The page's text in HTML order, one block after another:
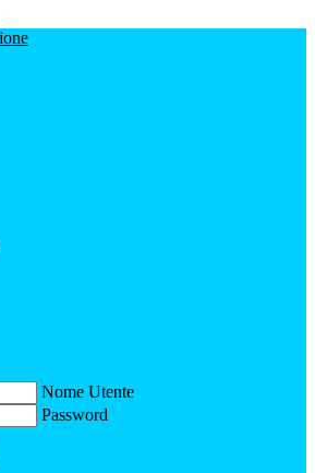
Nome Utente
Password